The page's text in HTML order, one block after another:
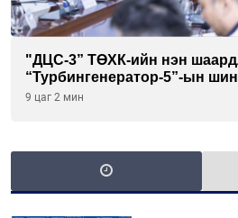
"ДЦС-3” ТӨХК-ийн нэн
“Турбингенератор-5”-ын
шийдвэрлэхээр болов
9 цаг 2 мин